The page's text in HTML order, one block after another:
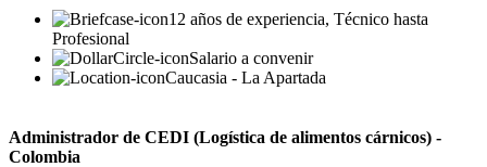
12 años de experiencia, Técnico hasta
Profesional
Salario a convenir
Caucasia - La Apartada
Administrador de CEDI (Logística de alimentos cárnicos) -
Colombia